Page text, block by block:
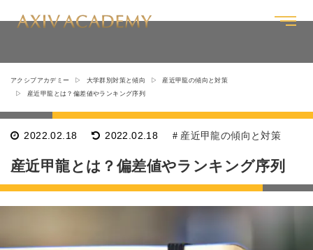
アクシブアカデミー 大学群別対策と傾向
産近甲龍の傾向と対策
産近甲龍とは？偏差値やランキング序列
2022.02.18 2022.02.18 産近甲龍の傾向と対策
産近甲龍とは？偏差値やランキング序列